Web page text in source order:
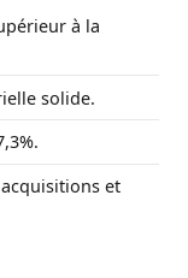
à la
solide.
et